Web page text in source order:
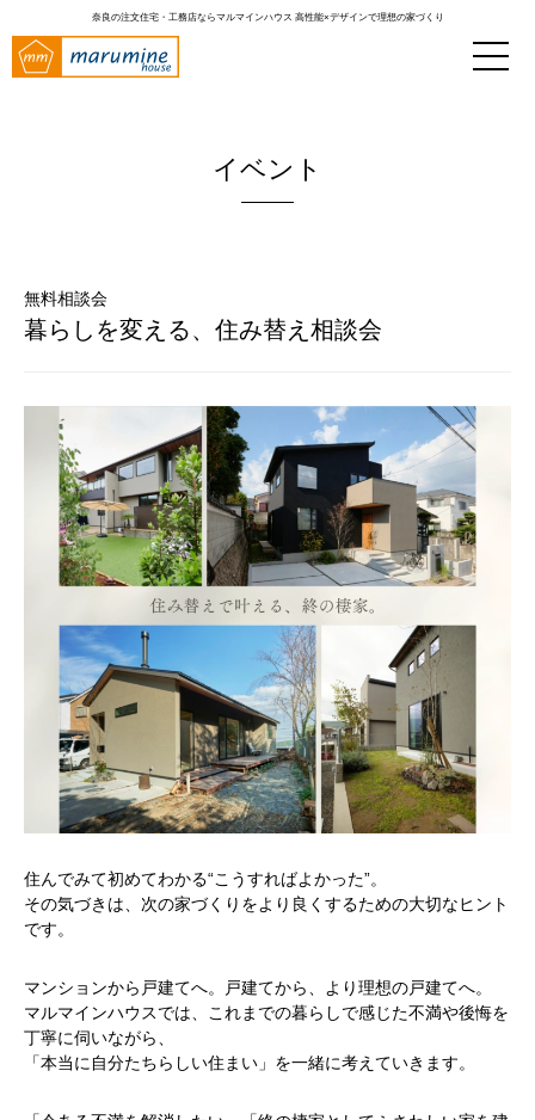
奈良の注文住宅・工務店ならマルマインハウス 高性能×デザインで理想の家づくり
イベント
無料相談会
暮らしを変える、住み替え相談会
住んでみて初めてわかる“こうすればよかった”。
その気づきは、次の家づくりをより良くするための大切なヒント
です。
マンションから戸建てへ。戸建てから、より理想の戸建てへ。
マルマインハウスでは、これまでの暮らしで感じた不満や後悔を
丁寧に伺いながら、
「本当に自分たちらしい住まい」を一緒に考えていきます。